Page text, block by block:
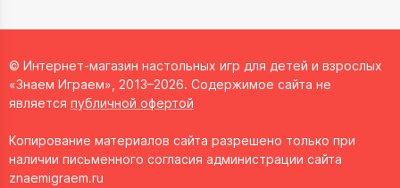
© Интернет-магазин настольных игр для детей и взрослых
«Знаем Играем», 2013–2026. Содержимое сайта не
является публичной офертой
Копирование материалов сайта разрешено только при
наличии письменного согласия администрации сайта
znaemigraem.ru